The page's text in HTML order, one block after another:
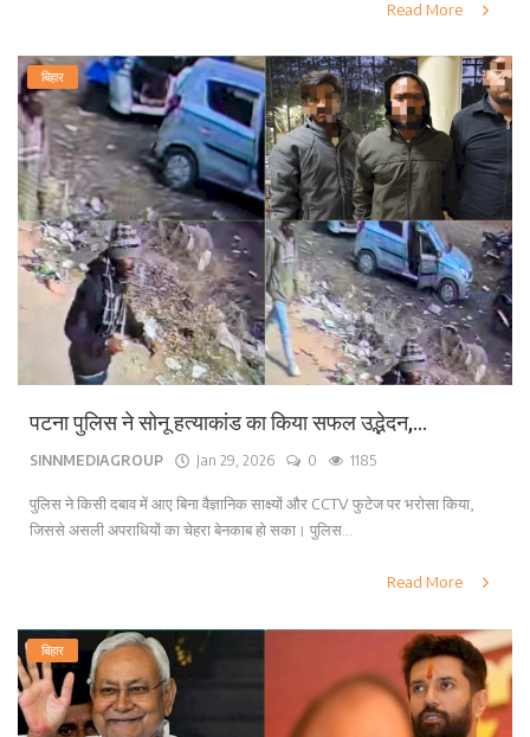
Read More
बिहार
पटना पुलिस ने सोनू हत्याकांड का किया सफल उद्भेदन,...
SINNMEDIAGROUP Jan 29, 2026 0 1185
पुलिस ने किसी दबाव में आए बिना वैज्ञानिक साक्ष्यों और CCTV फुटेज पर भरोसा किया,
जिससे असली अपराधियों का चेहरा बेनकाब हो सका। पुलिस...
Read More
बिहार